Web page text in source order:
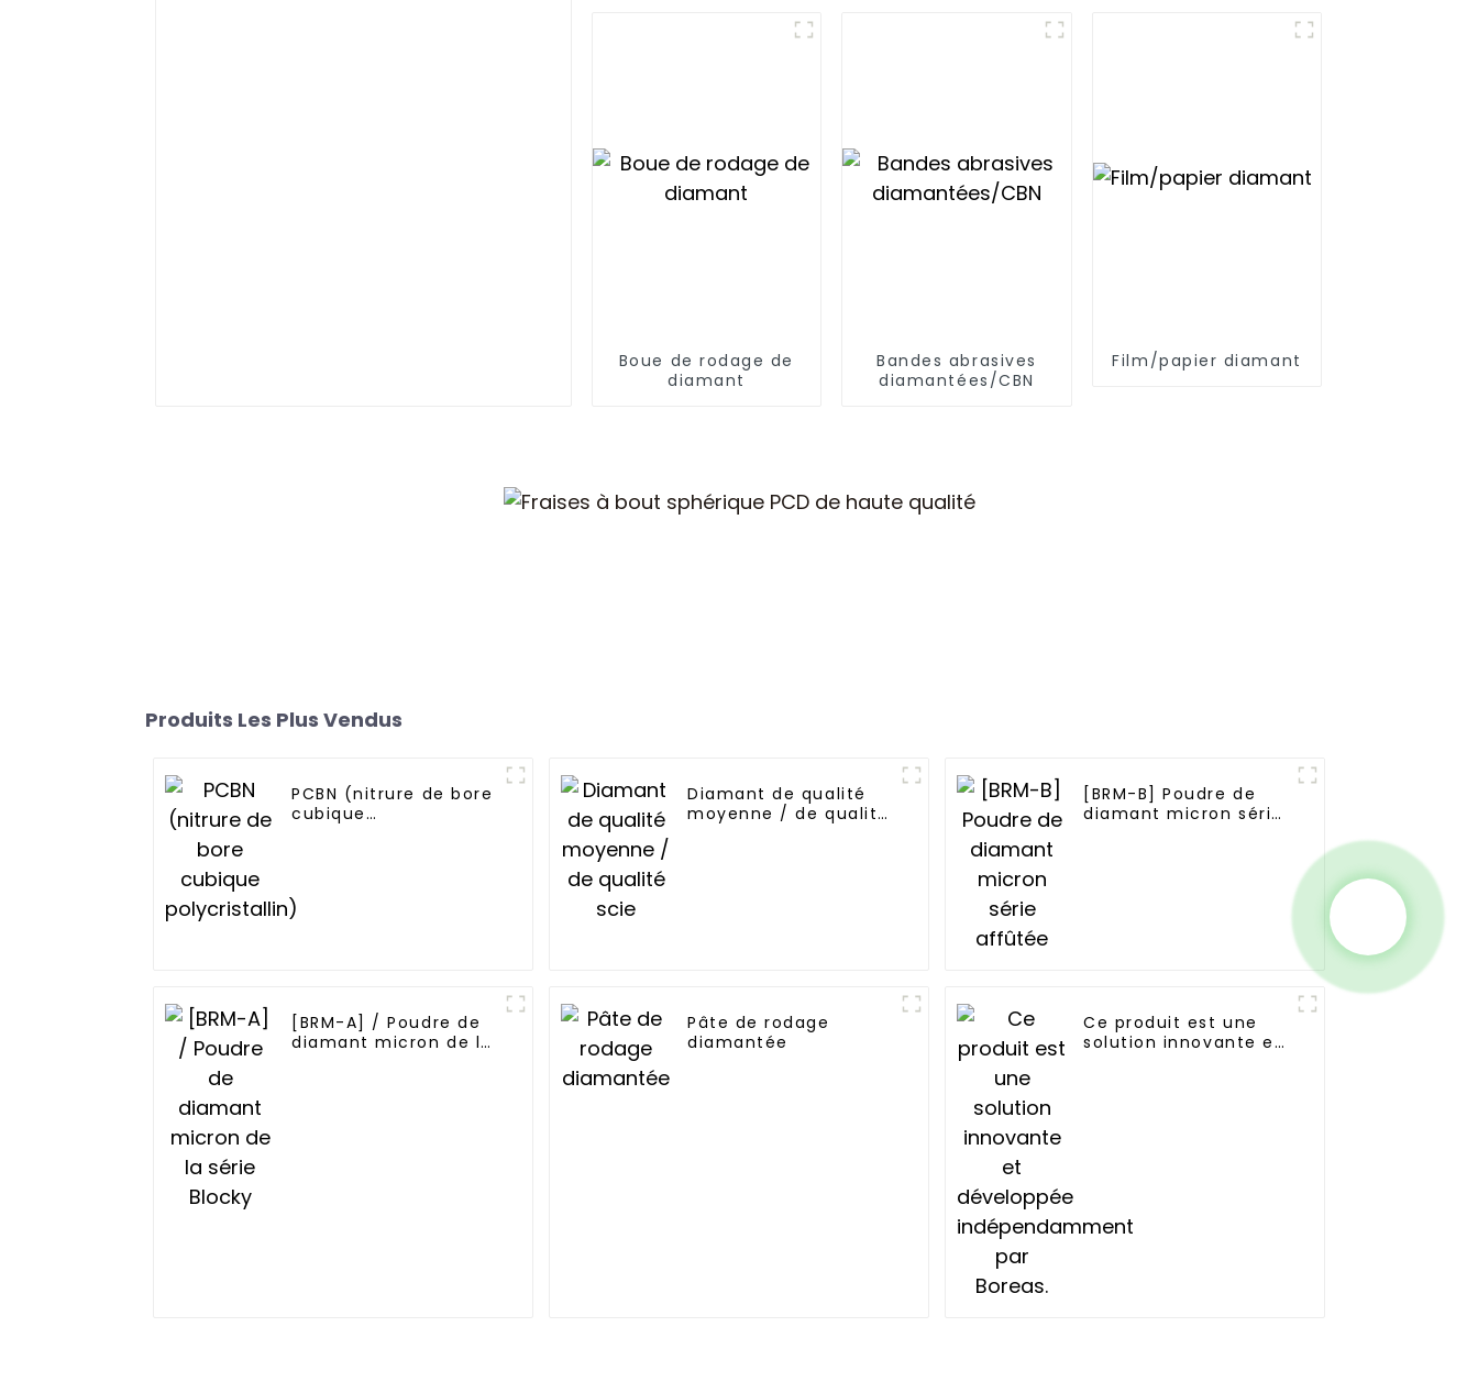
Boue de rodage de
diamant
Bandes abrasives
diamantées/CBN
Film/papier diamant
Produits Les Plus Vendus
PCBN (nitrure de bore
cubique
Diamant de qualité
moyenne / de qualité
[BRM-B] Poudre de
diamant micron série
[BRM-A] / Poudre de
diamant micron de la
Pâte de rodage
diamantée
Ce produit est une
solution innovante et